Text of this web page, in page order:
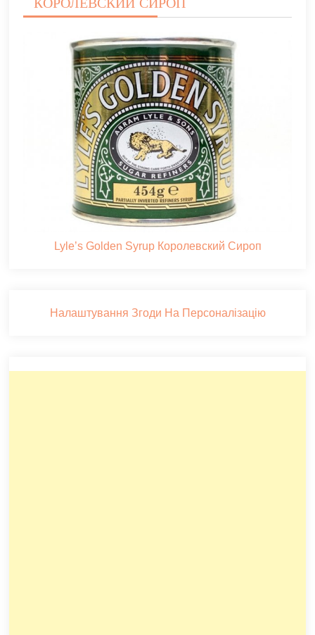
КОРОЛЕВСКИЙ СИРОП
Lyle’s Golden Syrup Королевский Сироп
Налаштування Згоди На Персоналізацію